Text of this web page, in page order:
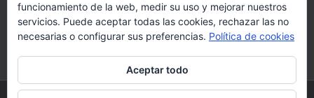
funcionamiento de la web, medir su uso y mejorar nuestros
servicios. Puede aceptar todas las cookies, rechazar las no
necesarias o configurar sus preferencias. Política de cookies
Aceptar todo